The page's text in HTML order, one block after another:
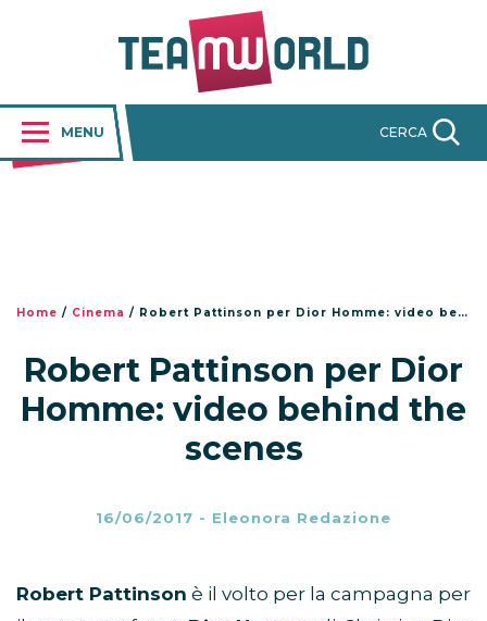
MENU CERCA
Home / Cinema / Robert Pattinson per Dior Homme: video behind the scenes
Robert Pattinson per Dior
Homme: video behind the
scenes
16/06/2017 - Eleonora Redazione
Robert Pattinson è il volto per la campagna per